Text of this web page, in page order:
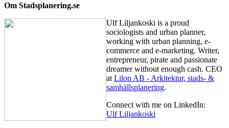
Om Stadsplanering.se
Ulf Liljankoski is a proud
sociologists and urban planner,
working with urban planning, e-
commerce and e-marketing. Writer,
entrepreneur, pirate and passionate
dreamer without enough cash. CEO
at Lilon AB - Arkitektur, stads- &
samhällsplanering.
Connect with me on LinkedIn:
Ulf Liljankoski